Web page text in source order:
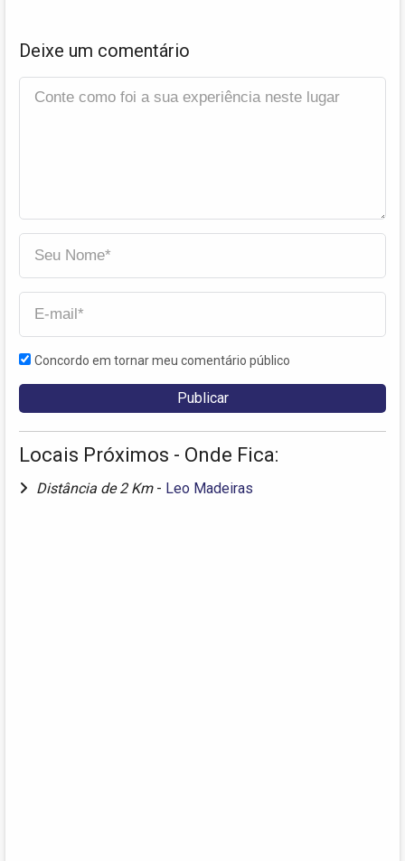
Deixe um comentário
Concordo em tornar meu comentário público
Locais Próximos - Onde Fica:
Distância de 2 Km - Leo Madeiras